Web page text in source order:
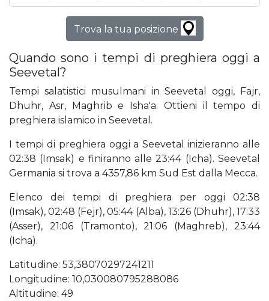
Trova la tua posizione
Quando sono i tempi di preghiera oggi a
Seevetal?
Tempi salatistici musulmani in Seevetal oggi, Fajr,
Dhuhr, Asr, Maghrib e Isha'a. Ottieni il tempo di
preghiera islamico in Seevetal.
I tempi di preghiera oggi a Seevetal inizieranno alle
02:38 (Imsak) e finiranno alle 23:44 (Icha). Seevetal
Germania si trova a 4357,86 km Sud Est dalla Mecca.
Elenco dei tempi di preghiera per oggi 02:38
(Imsak), 02:48 (Fejr), 05:44 (Alba), 13:26 (Dhuhr), 17:33
(Asser), 21:06 (Tramonto), 21:06 (Maghreb), 23:44
(Icha).
Latitudine: 53,38070297241211
Longitudine: 10,030080795288086
Altitudine: 49